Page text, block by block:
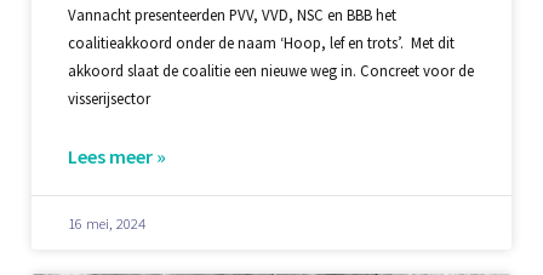
Vannacht presenteerden PVV, VVD, NSC en BBB het
coalitieakkoord onder de naam ‘Hoop, lef en trots’. Met dit
akkoord slaat de coalitie een nieuwe weg in. Concreet voor de
visserijsector
Lees meer »
16 mei, 2024